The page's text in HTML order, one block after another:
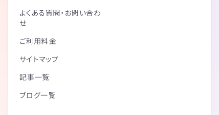
よくある質問・お問い合わ
せ
ご利用料金
サイトマップ
記事一覧
ブログ一覧